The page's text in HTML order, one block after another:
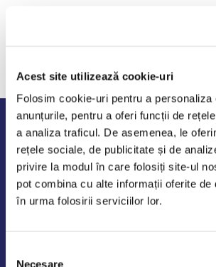
Acest site utilizează cookie-uri
Folosim cookie-uri pentru a personaliza
anunțurile, pentru a oferi funcții de
a analiza traficul. De asemenea, le
rețele sociale, de publicitate și de
privire la modul în care folosiți site-ul
pot combina cu alte informații oferite
în urma folosirii serviciilor lor.
Necesare
Program de lucru
Luni - Vineri: 09:00-18:00
Sambata - Duminica: 10:00-14:00